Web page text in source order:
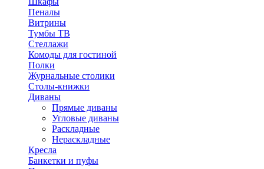
Пеналы
Витрины
Тумбы ТВ
Стеллажи
Комоды для гостиной
Полки
Журнальные столики
Столы-книжки
Диваны
Прямые диваны
Угловые диваны
Раскладные
Нераскладные
Кресла
Банкетки и пуфы